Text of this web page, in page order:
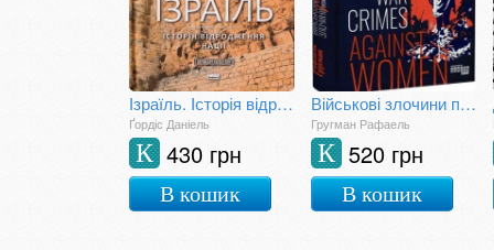
Ізраїль. Історія відродження нації
Ґордіс Даніель
430 грн
К
В кошик
Військові злочини проти жінок
Гругман Рафаель
520 грн
К
В кошик